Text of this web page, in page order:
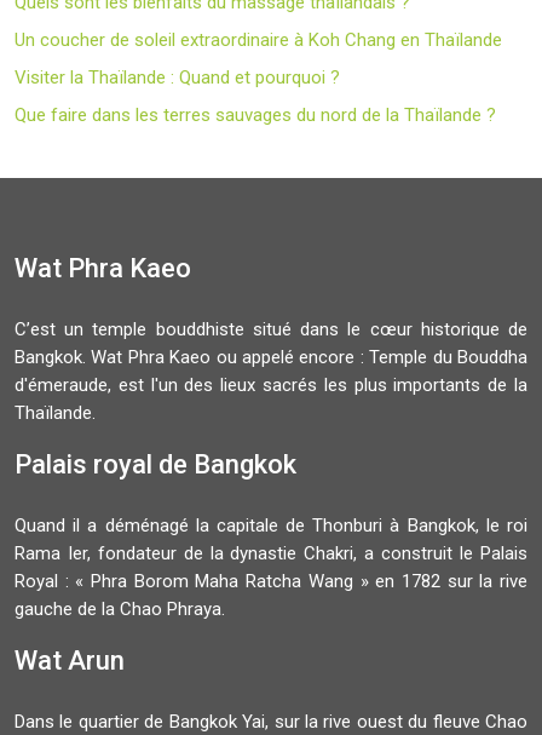
Un coucher de soleil extraordinaire à Koh Chang en Thaïlande
Visiter la Thaïlande : Quand et pourquoi ?
Que faire dans les terres sauvages du nord de la Thaïlande ?
Wat Phra Kaeo
C’est un temple bouddhiste situé dans le cœur historique de
Bangkok. Wat Phra Kaeo ou appelé encore : Temple du Bouddha
d'émeraude, est l'un des lieux sacrés les plus importants de la
Thaïlande.
Palais royal de Bangkok
Quand il a déménagé la capitale de Thonburi à Bangkok, le roi
Rama Ier, fondateur de la dynastie Chakri, a construit le Palais
Royal : « Phra Borom Maha Ratcha Wang » en 1782 sur la rive
gauche de la Chao Phraya.
Wat Arun
Dans le quartier de Bangkok Yai, sur la rive ouest du fleuve Chao